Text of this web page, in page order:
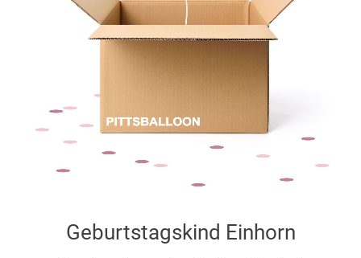
Geburtstagskind Einhorn